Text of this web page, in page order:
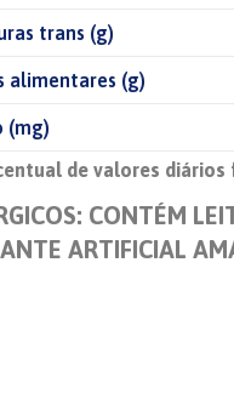
trans (g)
alimentares (g)
(mg)
de valores
CONTÉM
ARTIFICIAL